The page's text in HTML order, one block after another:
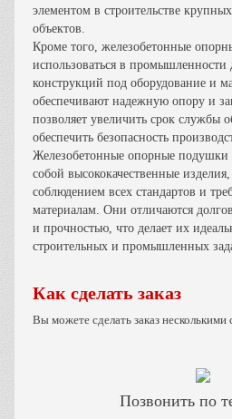
элементом в строительстве
объектов.
Кроме того, железобетонные
использоваться в промышленности
конструкций под оборудование и
обеспечивают надежную опору и
позволяет увеличить срок службы
обеспечить безопасность
Железобетонные опорные подушки
собой высококачественные
соблюдением всех стандартов и
материалам. Они отличаются
и прочностью, что делает их
строительных и промышленных
Как сделать заказ
Вы можете сделать заказ несколькими
Позвонить по